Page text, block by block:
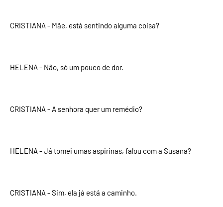
CRISTIANA - Mãe, está sentindo alguma coisa?
HELENA - Não, só um pouco de dor.
CRISTIANA - A senhora quer um remédio?
HELENA - Já tomei umas aspirinas, falou com a Susana?
CRISTIANA - Sim, ela já está a caminho.